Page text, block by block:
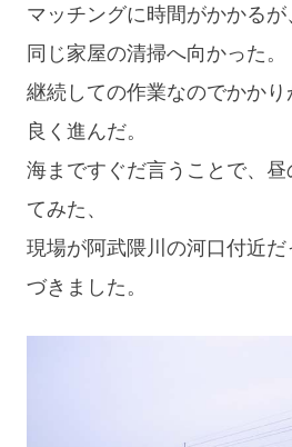
マッチングに時間がかかる
同じ家屋の清掃へ向かった。
継続しての作業なのでかか
良く進んだ。
海まですぐだ言うことで、
てみた、
現場が阿武隈川の河口付近
づきました。